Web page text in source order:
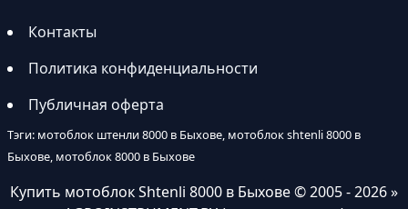
Контакты
Политика конфиденциальности
Публичная оферта
Тэги: мотоблок штенли 8000 в Быхове, мотоблок shtenli 8000 в
Быхове, мотоблок 8000 в Быхове
Купить мотоблок Shtenli 8000 в Быхове© 2005 - 2026 »